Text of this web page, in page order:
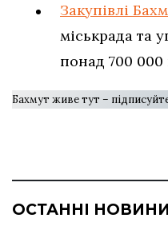
Закупівлі
міськрада та
понад 700 000
Бахмут живе тут –
ОСТАННІ НОВИНИ